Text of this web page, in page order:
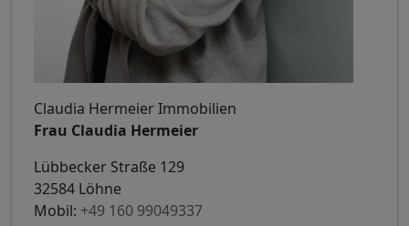
Claudia Hermeier Immobilien
Frau Claudia Hermeier
Lübbecker Straße 129
32584 Löhne
Mobil: +49 160 99049337